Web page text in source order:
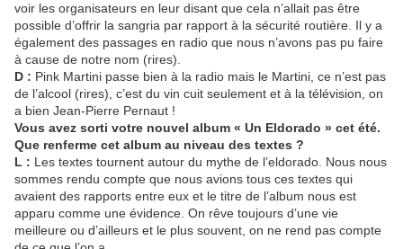
voir les organisateurs en leur disant que cela n’allait pas être
possible d’offrir la sangria par rapport à la sécurité routière. Il y a
également des passages en radio que nous n’avons pas pu faire
à cause de notre nom (rires).
D : Pink Martini passe bien à la radio mais le Martini, ce n’est pas
de l’alcool (rires), c’est du vin cuit seulement et à la télévision, on
a bien Jean-Pierre Pernaut !
Vous avez sorti votre nouvel album « Un Eldorado » cet été.
Que renferme cet album au niveau des textes ?
L : Les textes tournent autour du mythe de l’eldorado. Nous nous
sommes rendu compte que nous avions tous ces textes qui
avaient des rapports entre eux et le titre de l’album nous est
apparu comme une évidence. On rêve toujours d’une vie
meilleure ou d’ailleurs et le plus souvent, on ne rend pas compte